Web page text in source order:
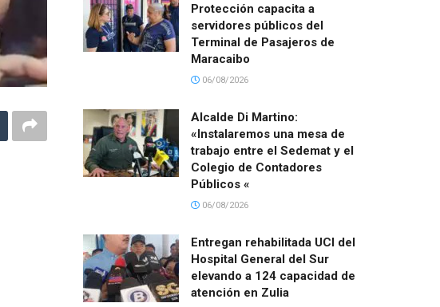
Protección capacita a
servidores públicos del
Terminal de Pasajeros de
Maracaibo
06/08/2026
Alcalde Di Martino:
«Instalaremos una mesa de
trabajo entre el Sedemat y el
Colegio de Contadores
Públicos «
06/08/2026
Entregan rehabilitada UCI del
Hospital General del Sur
elevando a 124 capacidad de
atención en Zulia